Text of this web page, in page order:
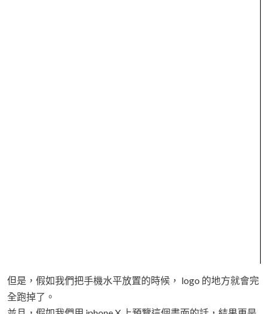
但是，假如我們把手機水平放置的時候， logo 的地方就會完
全跑掉了。